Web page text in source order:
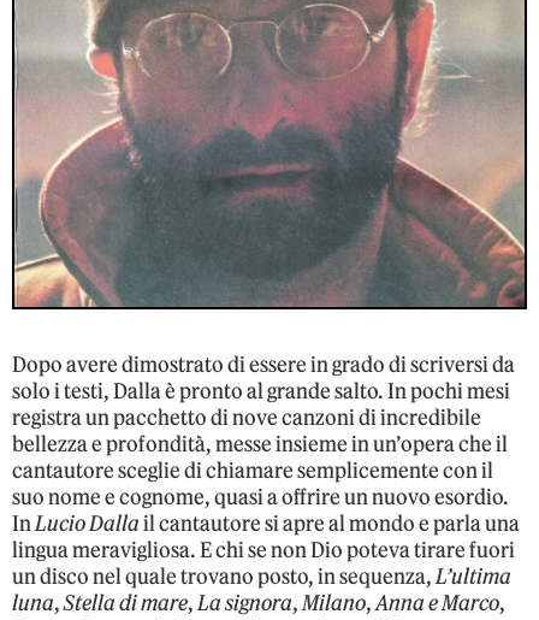
Dopo avere dimostrato di essere in grado di scriversi da
solo i testi, Dalla è pronto al grande salto. In pochi mesi
registra un pacchetto di nove canzoni di incredibile
bellezza e profondità, messe insieme in un’opera che il
cantautore sceglie di chiamare semplicemente con il
suo nome e cognome, quasi a offrire un nuovo esordio.
InLucio Dallail cantautore si apre al mondo e parla una
lingua meravigliosa. E chi se non Dio poteva tirare fuori
un disco nel quale trovano posto, in sequenza,L’ultima
luna,Stella di mare,La signora,Milano,Anna e Marco,